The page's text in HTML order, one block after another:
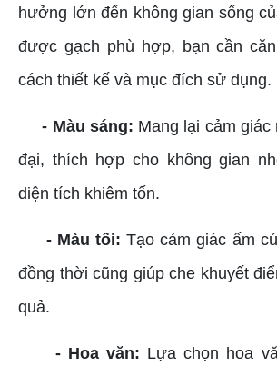
hưởng lớn đến không gian sống
được gạch phù hợp, bạn cần
cách thiết kế và mục đích sử dụng.
- Màu sáng: Mang lại cảm giác
đại, thích hợp cho không gian
diện tích khiêm tốn.
- Màu tối:Tạo cảm giác ấm
đồng thời cũng giúp che khuyết
quả.
- Hoa văn: Lựa chọn hoa